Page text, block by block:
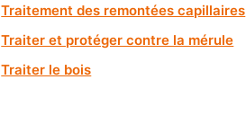
Traitement des remontées capillaires
Traiter et protéger contre la mérule
Traiter le bois